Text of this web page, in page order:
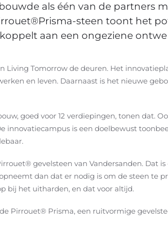
als één van de partners
steen toont het
aan een ongeziene
Living Tomorrow de deuren. Het
en leven. Daarnaast is het nieuwe
goed voor 12 verdiepingen, tonen dat.
innovatiecampus is een doelbewust
gevelsteen van Vandersanden. Dat
dan dat er nodig is om de steen te
bij het uitharden, en dat voor altijd.
Pirrouet® Prisma, een ruitvormige